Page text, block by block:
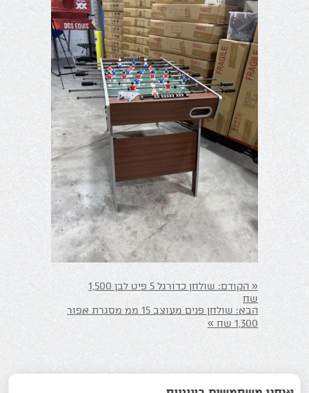
« הקודם:
שולחן כדורגל 5 פיט לבן 1,500
שח
הבא:
שולחן פנים מעוצב 15 ממ מסגרת אפור
1,300 שח
»